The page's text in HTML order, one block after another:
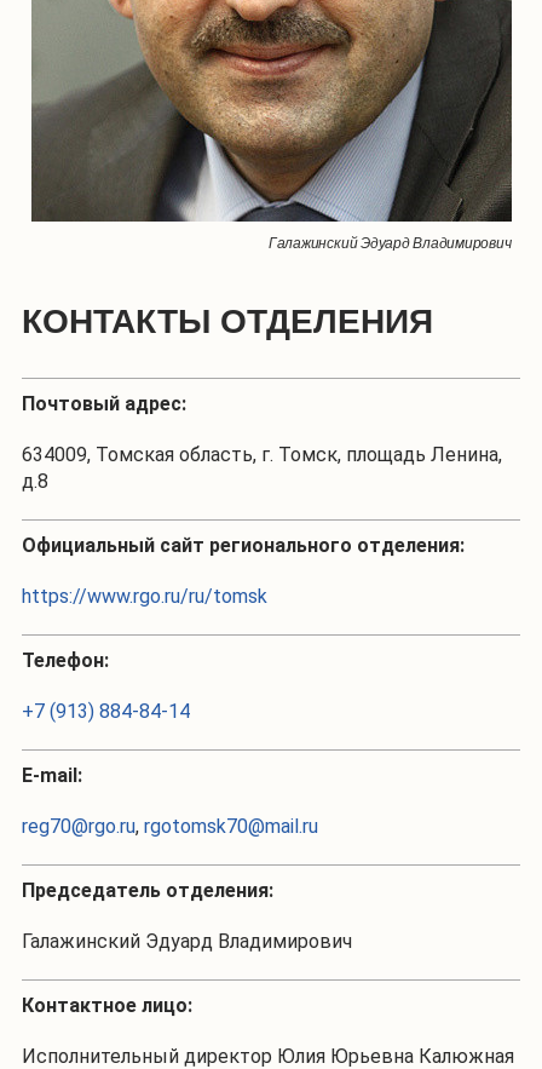
Галажинский Эдуард Владимирович
КОНТАКТЫ ОТДЕЛЕНИЯ
Почтовый адрес:
634009, Томская область, г. Томск, площадь Ленина,
д.8
Официальный сайт регионального отделения:
https://www.rgo.ru/ru/tomsk
Телефон:
+7 (913) 884-84-14
Е-mail:
reg70@rgo.ru, rgotomsk70@mail.ru
Председатель отделения:
Галажинский Эдуард Владимирович
Контактное лицо:
Исполнительный директор Юлия Юрьевна Калюжная